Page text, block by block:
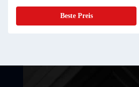
Beste Preis